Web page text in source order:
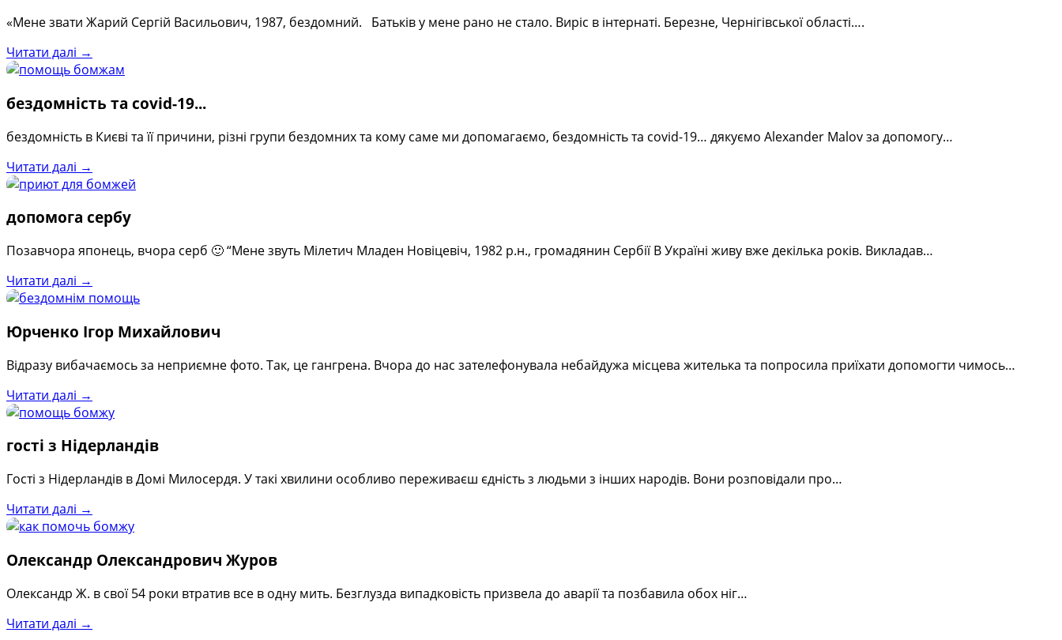
«Мене звати Жарий Сергій Васильович, 1987, бездомний. Батьків у мене рано не стало. Виріс в інтернаті. Березне, Чернігівської області….
Читати далі →
бездомність та covid-19...
бездомність в Києві та її причини, різні групи бездомних та кому саме ми допомагаємо, бездомність та covid-19… дякуємо Alexander Malov за допомогу…
Читати далі →
допомога сербу
Позавчора японець, вчора серб 🙂 “Мене звуть Мілетич Младен Новіцевіч, 1982 р.н., громадянин Сербії В Україні живу вже декілька років. Викладав…
Читати далі →
Юрченко Ігор Михайлович
Відразу вибачаємось за неприємне фото. Так, це гангрена. Вчора до нас зателефонувала небайдужа місцева жителька та попросила приїхати допомогти чимось…
Читати далі →
гості з Нідерландів
Гості з Нідерландів в Домі Милосердя. У такі хвилини особливо переживаєш єдність з людьми з інших народів. Вони розповідали про…
Читати далі →
Олександр Олександрович Журов
Олександр Ж. в свої 54 роки втратив все в одну мить. Безглузда випадковість призвела до аварії та позбавила обох ніг…
Читати далі →